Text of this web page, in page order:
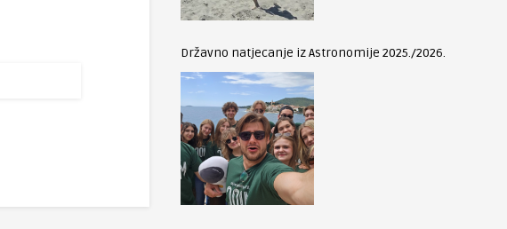
Državno natjecanje iz Astronomije 2025./2026.